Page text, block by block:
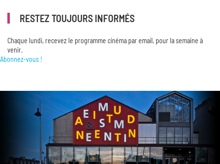
RESTEZ TOUJOURS INFORMÉS
Chaque lundi, recevez le programme cinéma par email, pour la semaine à
venir.
Abonnez-vous !